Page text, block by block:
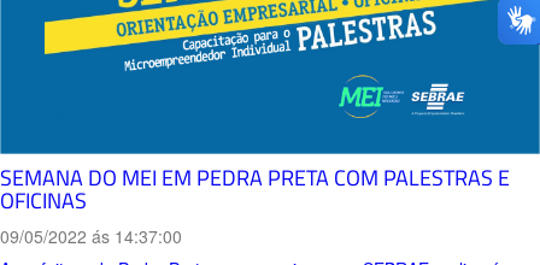
SEMANA DO MEI EM PEDRA PRETA COM PALESTRAS E
OFICINAS
09/05/2022 ás 14:37:00